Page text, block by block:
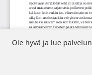
Ole hyvä ja lue palvelun